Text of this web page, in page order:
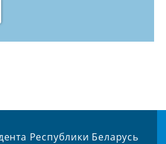
Республики Беларусь